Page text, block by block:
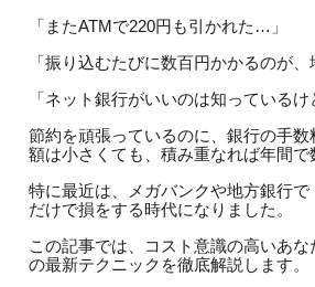
「またATMで220円も引かれた…」
「振り込むたびに数百円かかるのが、
「ネット銀行がいいのは知っている
節約を頑張っているのに、銀行の手
額は小さくても、積み重なれば年間
特に最近は、メガバンクや地方銀行
だけで損をする時代になりました。
この記事では、コスト意識の高いあ
の最新テクニックを徹底解説します。